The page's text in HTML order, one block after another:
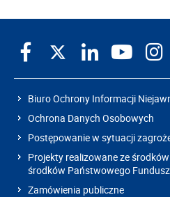
Biuro Ochrony Informacji
Ochrona Danych Osobowych
Postępowanie w sytuacji
Projekty realizowane ze
środków Państwowego
Zamówienia publiczne